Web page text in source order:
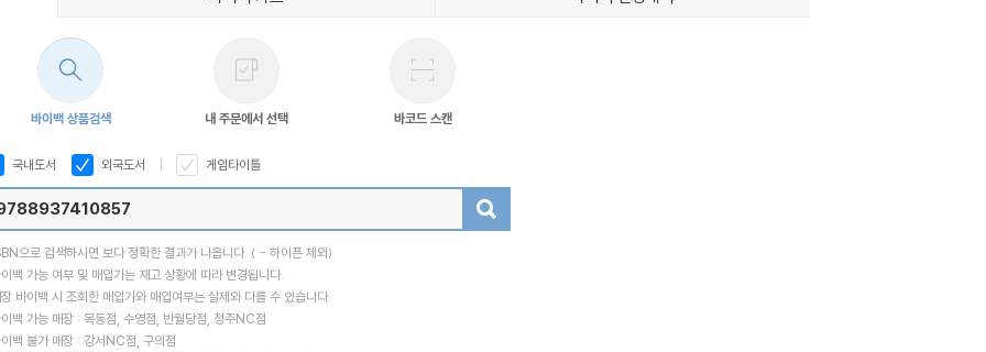
바이백 상품검색 내 주문에서 선택 바코드 스캔
국내도서 외국도서 게임타이틀
으로 검색하시면 보다 정확한 결과가 나옵니다. ( - 하이픈 제외)
백 가능 여부 및 매입가는 재고 상황에 따라 변경됩니다.
바이백 시 조회한 매입가와 매입여부는 실제와 다를 수 있습니다.
백 가능 매장 : 목동점, 수영점, 반월당점, 청주NC점
백 불가 매장 : 강서NC점, 구의점